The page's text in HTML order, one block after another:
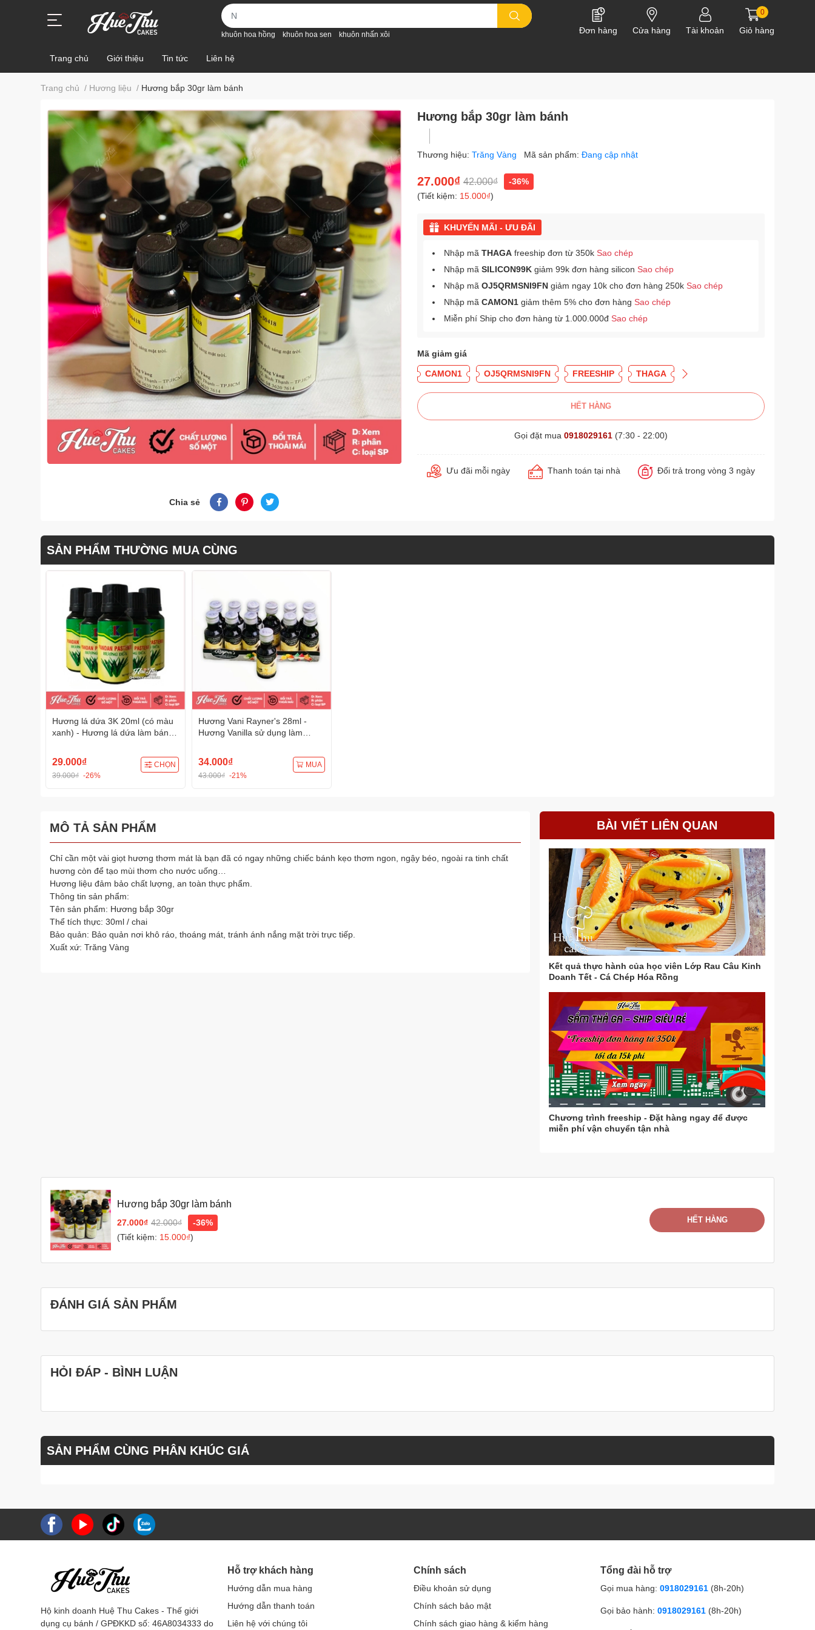
khuôn hoa hồng khuôn hoa sen khuôn nhấn xôi Đơn hàng Cửa hàng Tài khoản
0
Giỏ hàng
Trang chủ Giới thiệu Tin tức Liên hệ
Trang chủ / Hương liệu / Hương bắp 30gr làm bánh
Chia sẻ
Hương bắp 30gr làm bánh
Thương hiệu: Trăng Vàng Mã sản phẩm: Đang cập nhật
27.000₫ 42.000₫
-36%
(Tiết kiệm: 15.000₫)
KHUYẾN MÃI - ƯU ĐÃI
Nhập mã THAGA freeship đơn từ 350k Sao chép
Nhập mã SILICON99K giảm 99k đơn hàng silicon Sao chép
Nhập mã OJ5QRMSNI9FN giảm ngay 10k cho đơn hàng 250k Sao chép
Nhập mã CAMON1 giảm thêm 5% cho đơn hàng Sao chép
Miễn phí Ship cho đơn hàng từ 1.000.000đ Sao chép
Mã giảm giá
CAMON1 OJ5QRMSNI9FN FREESHIP THAGA
HẾT HÀNG
Gọi đặt mua 0918029161 (7:30 - 22:00)
Ưu đãi mỗi ngày Thanh toán tại nhà Đổi trả trong vòng 3 ngày
SẢN PHẨM THƯỜNG MUA CÙNG
Hương lá dứa 3K 20ml (có màu
xanh) - Hương lá dứa làm bánh
29.000₫
39.000₫ -26%
CHỌN
Hương Vani Rayner's 28ml -
Hương Vanilla sử dụng làm
34.000₫
43.000₫ -21%
MUA
MÔ TẢ SẢN PHẨM
Chỉ cần một vài giọt hương thơm mát là bạn đã có ngay những chiếc bánh kẹo thơm ngon, ngậy béo, ngoài ra tinh chất
hương còn để tạo mùi thơm cho nước uống…
Hương liệu đảm bảo chất lượng, an toàn thực phẩm.
Thông tin sản phẩm:
Tên sản phẩm: Hương bắp 30gr
Thể tích thực: 30ml / chai
Bảo quản: Bảo quản nơi khô ráo, thoáng mát, tránh ánh nắng mặt trời trực tiếp.
Xuất xứ: Trăng Vàng
BÀI VIẾT LIÊN QUAN
Kết quả thực hành của học viên Lớp Rau Câu Kinh
Doanh Tết - Cá Chép Hóa Rồng
Chương trình freeship - Đặt hàng ngay để được
miễn phí vận chuyển tận nhà
Hương bắp 30gr làm bánh
27.000₫ 42.000₫
-36%
(Tiết kiệm: 15.000₫)
HẾT HÀNG
ĐÁNH GIÁ SẢN PHẨM
HỎI ĐÁP - BÌNH LUẬN
SẢN PHẨM CÙNG PHÂN KHÚC GIÁ
Hộ kinh doanh Huệ Thu Cakes - Thế giới
dụng cụ bánh / GPĐKKD số: 46A8034333 do
Hỗ trợ khách hàng
Hướng dẫn mua hàng
Hướng dẫn thanh toán
Liên hệ với chúng tôi
Chính sách
Điều khoản sử dụng
Chính sách bảo mật
Chính sách giao hàng & kiểm hàng
Tổng đài hỗ trợ
Gọi mua hàng: 0918029161 (8h-20h)
Gọi bảo hành: 0918029161 (8h-20h)